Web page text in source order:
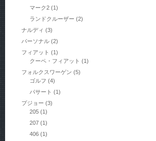
マーク2 (1)
ランドクルーザー (2)
ナルディ (3)
パーソナル(2)
フィアット (1)
クーペ・フィアット (1)
フォルクスワーゲン (5)
ゴルフ (4)
パサート (1)
プジョー (3)
205 (1)
207 (1)
406 (1)